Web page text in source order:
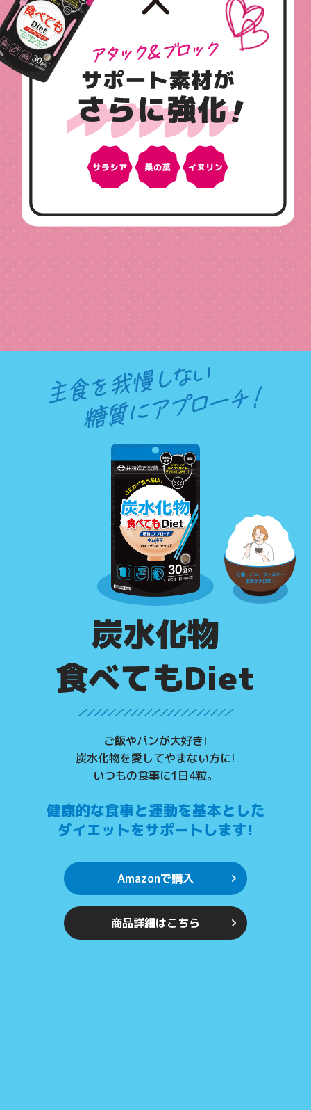
炭水化物
食べてもDiet
ご飯やパンが大好き!
炭水化物を愛してやまない方に!
いつもの食事に1日4粒。
健康的な食事と運動を基本とした
ダイエットをサポートします!
Amazonで購入
商品詳細はこちら